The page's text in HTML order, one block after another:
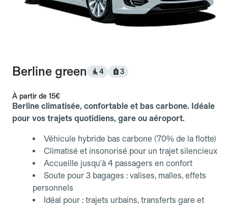
Berline green 4 3
À partir de 15€
Berline climatisée, confortable et bas carbone. Idéale
pour vos trajets quotidiens, gare ou aéroport.
Véhicule hybride bas carbone (70% de la flotte)
Climatisé et insonorisé pour un trajet silencieux
Accueille jusqu'à 4 passagers en confort
Soute pour 3 bagages : valises, malles, effets
personnels
Idéal pour : trajets urbains, transferts gare et